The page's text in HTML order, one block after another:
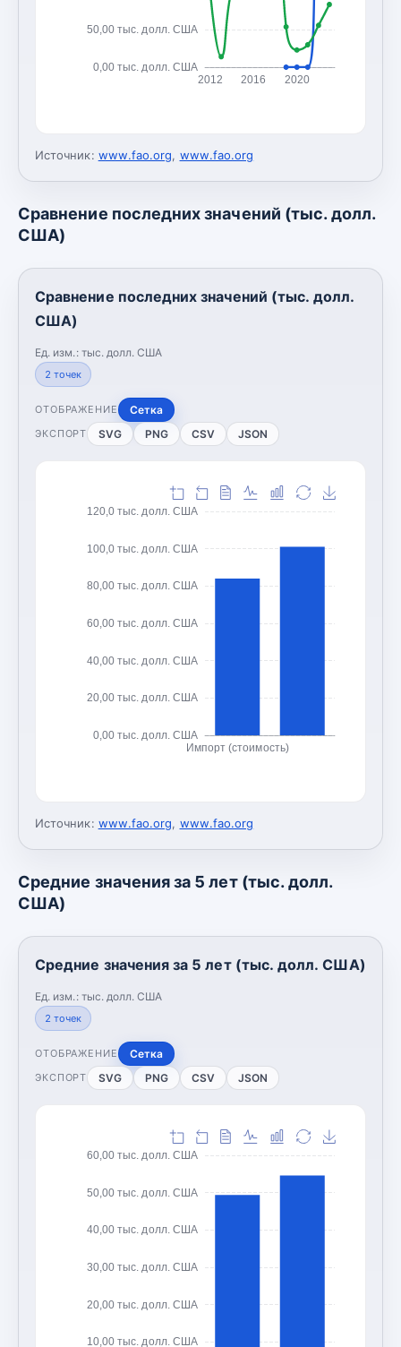
0,00 тыс. долл. США
50,00 тыс. долл. США
2012 2016 2020
Источник: www.fao.org, www.fao.org
Сравнение последних значений (тыс. долл.
США)
Сравнение последних значений (тыс. долл.
США)
Ед. изм.: тыс. долл. США
2 точек
ОТОБРАЖЕНИЕ Сетка
ЭКСПОРТ SVG PNG CSV JSON
0,00 тыс. долл. США
20,00 тыс. долл. США
40,00 тыс. долл. США
60,00 тыс. долл. США
80,00 тыс. долл. США
100,0 тыс. долл. США
120,0 тыс. долл. США
Импорт (стоимость)
Источник: www.fao.org, www.fao.org
Средние значения за 5 лет (тыс. долл.
США)
Средние значения за 5 лет (тыс. долл. США)
Ед. изм.: тыс. долл. США
2 точек
ОТОБРАЖЕНИЕ Сетка
ЭКСПОРТ SVG PNG CSV JSON
10,00 тыс. долл. США
20,00 тыс. долл. США
30,00 тыс. долл. США
40,00 тыс. долл. США
50,00 тыс. долл. США
60,00 тыс. долл. США